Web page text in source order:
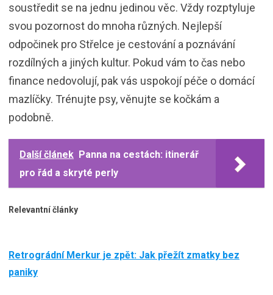
soustředit se na jednu jedinou věc. Vždy rozptyluje
svou pozornost do mnoha různých. Nejlepší
odpočinek pro Střelce je cestování a poznávání
rozdílných a jiných kultur. Pokud vám to čas nebo
finance nedovolují, pak vás uspokojí péče o domácí
mazlíčky. Trénujte psy, věnujte se kočkám a
podobně.
Další článek Panna na cestách: itinerář
pro řád a skryté perly
Relevantní články
Retrográdní Merkur je zpět: Jak přežít zmatky bez
paniky